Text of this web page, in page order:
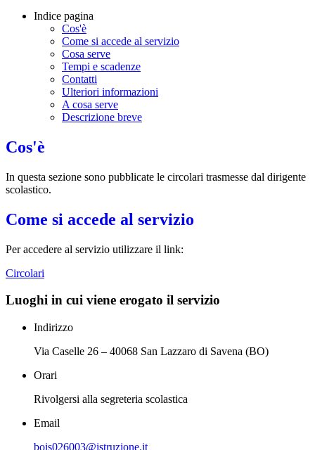
Indice pagina
Cos'è
Come si accede al servizio
Cosa serve
Tempi e scadenze
Contatti
Ulteriori informazioni
A cosa serve
Descrizione breve
Cos'è
In questa sezione sono pubblicate le circolari trasmesse dal dirigente
scolastico.
Come si accede al servizio
Per accedere al servizio utilizzare il link:
Circolari
Luoghi in cui viene erogato il servizio
Indirizzo
Via Caselle 26 – 40068 San Lazzaro di Savena (BO)
Orari
Rivolgersi alla segreteria scolastica
Email
bois026003@istruzione.it